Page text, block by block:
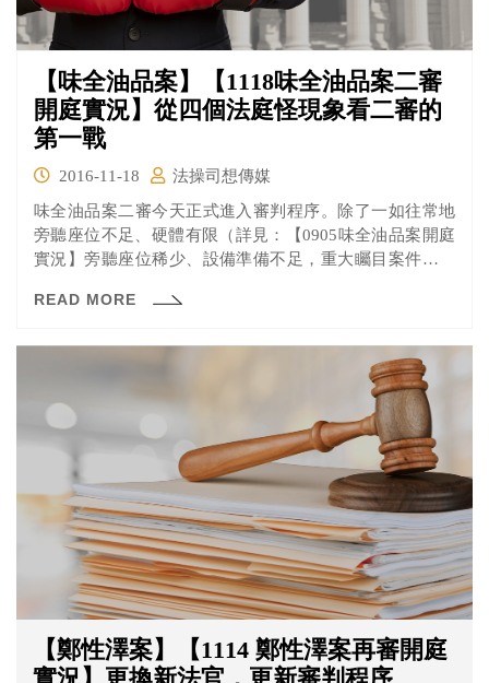
【味全油品案】【1118味全油品案二審
開庭實況】從四個法庭怪現象看二審的
第一戰
2016-11-18
法操司想傳媒
味全油品案二審今天正式進入審判程序。除了一如往常地
旁聽座位不足、硬體有限（詳見：【0905味全油品案開庭
實況】旁聽座位稀少、設備準備不足，重大矚目案件也可
庭常見的小現象大問題。但這社會矚目案件真能這樣只是
READ MORE
【鄭性澤案】【1114 鄭性澤案再審開庭